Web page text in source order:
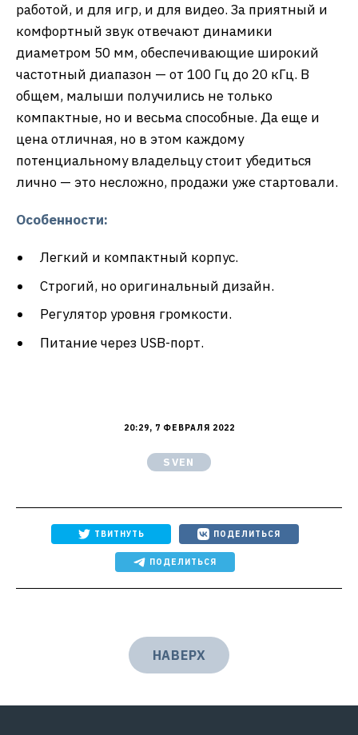
работой, и для игр, и для видео. За приятный и
комфортный звук отвечают динамики
диаметром 50 мм, обеспечивающие широкий
частотный диапазон — от 100 Гц до 20 кГц. В
общем, малыши получились не только
компактные, но и весьма способные. Да еще и
цена отличная, но в этом каждому
потенциальному владельцу стоит убедиться
лично — это несложно, продажи уже стартовали.
Особенности:
Легкий и компактный корпус.
Строгий, но оригинальный дизайн.
Регулятор уровня громкости.
Питание через USB-порт.
20:29, 7 ФЕВРАЛЯ 2022
SVEN
ТВИТНУТЬ ПОДЕЛИТЬСЯ
ПОДЕЛИТЬСЯ
НАВЕРХ